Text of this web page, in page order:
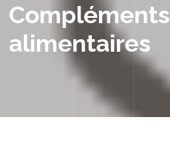
Compléments
alimentaires